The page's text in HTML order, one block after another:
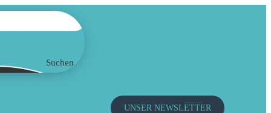
Suchen
UNSER NEWSLETTER